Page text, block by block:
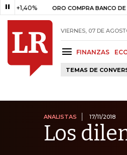
ORO COMPRA BANCO DE LA
VIERNES, 07 DE
FINANZAS
TEMAS DE
ANALISTAS 17/11/2018
Los